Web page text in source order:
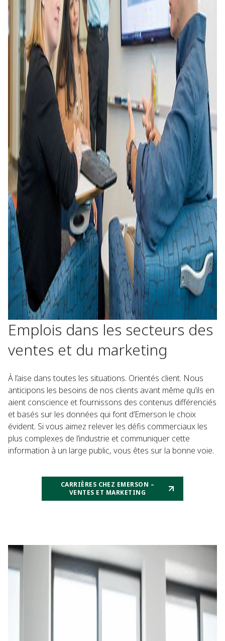
Emplois dans les secteurs des
ventes et du marketing
À l’aise dans toutes les situations. Orientés client. Nous
anticipons les besoins de nos clients avant même qu’ils en
aient conscience et fournissons des contenus différenciés
et basés sur les données qui font d’Emerson le choix
évident. Si vous aimez relever les défis commerciaux les
plus complexes de l’industrie et communiquer cette
information à un large public, vous êtes sur la bonne voie.
CARRIÈRES CHEZ EMERSON –
VENTES ET MARKETING